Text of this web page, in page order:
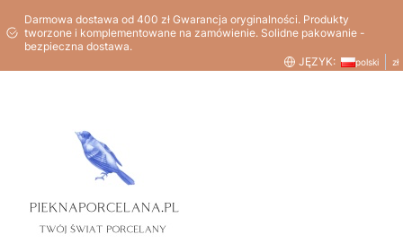
Darmowa dostawa od 400 zł Gwarancja oryginalności. Produkty
tworzone i komplementowane na zamówienie. Solidne pakowanie -
bezpieczna dostawa.
JĘZYK:
polski zł